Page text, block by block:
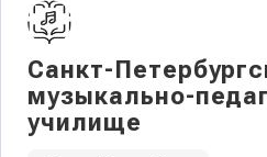
Санкт-
музыкально-
училище